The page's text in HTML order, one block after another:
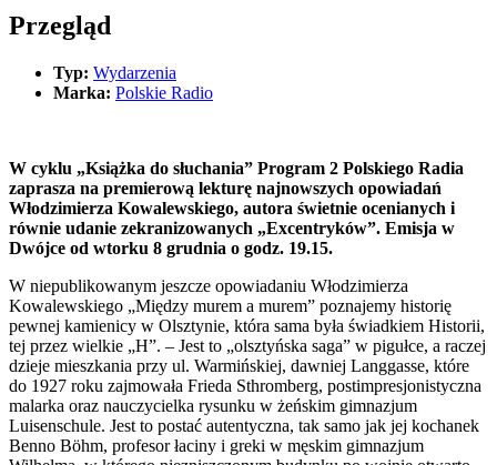
Przegląd
Typ: Wydarzenia
Marka: Polskie Radio
W cyklu „Książka do słuchania” Program 2 Polskiego Radia
zaprasza na premierową lekturę najnowszych opowiadań
Włodzimierza Kowalewskiego, autora świetnie ocenianych i
równie udanie zekranizowanych „Excentryków”. Emisja w
Dwójce od wtorku 8 grudnia o godz. 19.15.
W niepublikowanym jeszcze opowiadaniu Włodzimierza
Kowalewskiego „Między murem a murem” poznajemy historię
pewnej kamienicy w Olsztynie, która sama była świadkiem Historii,
tej przez wielkie „H”. – Jest to „olsztyńska saga” w pigułce, a raczej
dzieje mieszkania przy ul. Warmińskiej, dawniej Langgasse, które
do 1927 roku zajmowała Frieda Sthromberg, postimpresjonistyczna
malarka oraz nauczycielka rysunku w żeńskim gimnazjum
Luisenschule. Jest to postać autentyczna, tak samo jak jej kochanek
Benno Böhm, profesor łaciny i greki w męskim gimnazjum